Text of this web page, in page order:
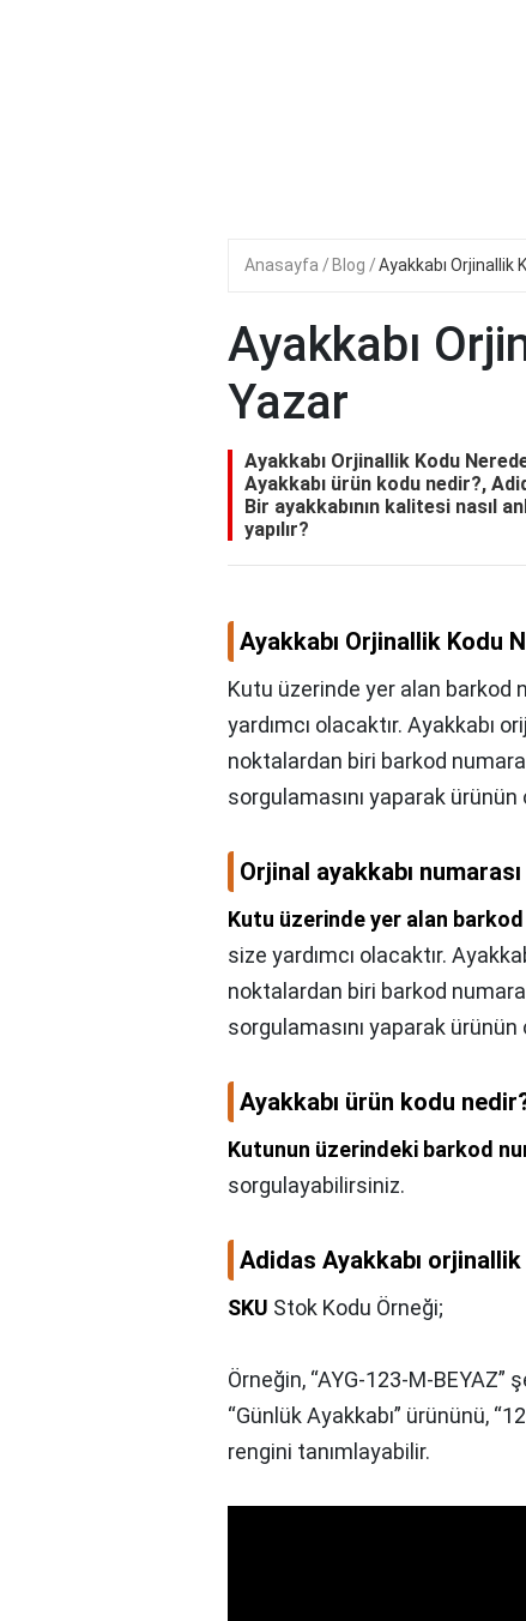
Anasayfa Blog Ayakkabı Orjinallik
Ayakkabı
Yazar
Ayakkabı Orjinallik Kodu
Ayakkabı ürün kodu nedir?,
Bir ayakkabının kalitesi nasıl
yapılır?
Ayakkabı Orjinallik Kodu
Kutu üzerinde yer alan barkod
yardımcı olacaktır. Ayakkabı
noktalardan biri barkod
sorgulamasını yaparak
Orjinal ayakkabı
Kutu üzerinde yer alan barkod
size yardımcı olacaktır.
noktalardan biri barkod
sorgulamasını yaparak
Ayakkabı ürün kodu
Kutunun üzerindeki barkod
sorgulayabilirsiniz.
Adidas Ayakkabı orjinallik
SKU Stok Kodu Örneği;
Örneğin, “AYG-123-M-BEYAZ”
“Günlük Ayakkabı” ürününü,
rengini tanımlayabilir.